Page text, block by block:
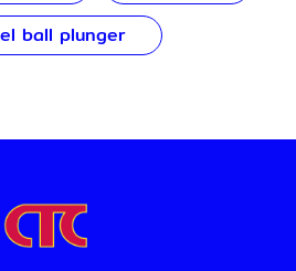
ball plunger